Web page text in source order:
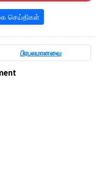
செய்திகள்
பிரபலமானவை